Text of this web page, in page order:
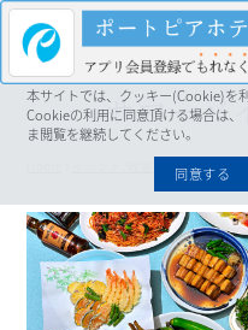
サマーバ
イベント/教室・講座/ツアー
本サイトでは、クッキー(Cookie)を
Cookieの利用に同意頂ける場合は、
ま閲覧を継続してください。
同意する